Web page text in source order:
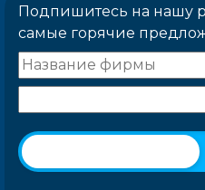
Подпишитесь на нашу
самые горячие